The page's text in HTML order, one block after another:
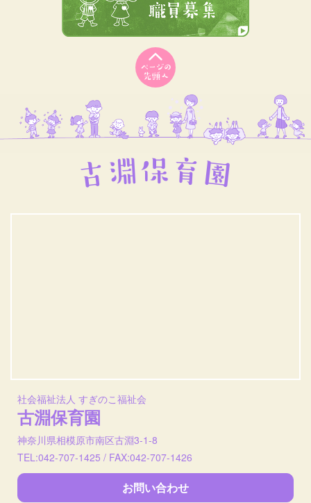
社会福祉法人 すぎのこ福祉会
古淵保育園
神奈川県相模原市南区古淵3-1-8
TEL:042-707-1425 / FAX:042-707-1426
お問い合わせ